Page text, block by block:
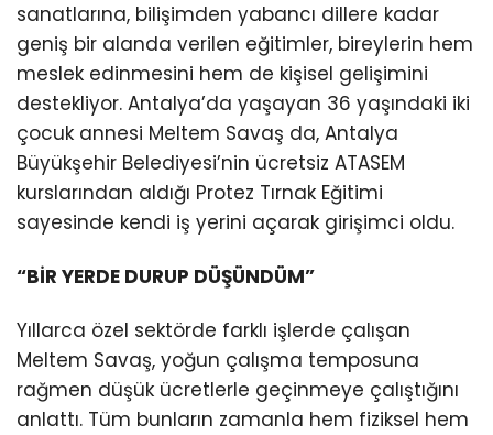
sanatlarına, bilişimden yabancı dillere kadar
geniş bir alanda verilen eğitimler, bireylerin hem
meslek edinmesini hem de kişisel gelişimini
destekliyor. Antalya’da yaşayan 36 yaşındaki iki
çocuk annesi Meltem Savaş da, Antalya
Büyükşehir Belediyesi’nin ücretsiz ATASEM
kurslarından aldığı Protez Tırnak Eğitimi
sayesinde kendi iş yerini açarak girişimci oldu.
“BİR YERDE DURUP DÜŞÜNDÜM”
Yıllarca özel sektörde farklı işlerde çalışan
Meltem Savaş, yoğun çalışma temposuna
rağmen düşük ücretlerle geçinmeye çalıştığını
anlattı. Tüm bunların zamanla hem fiziksel hem